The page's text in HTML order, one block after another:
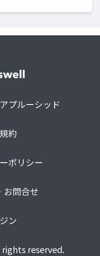
プルーシッド
約
ポリシー
お問合せ
ン
reserved.